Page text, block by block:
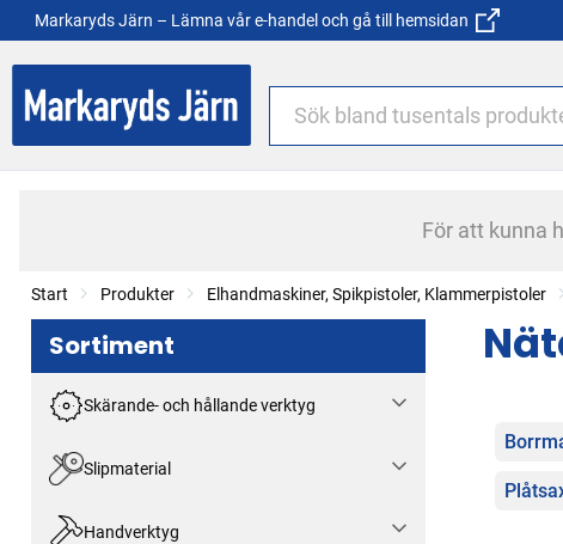
Markaryds Järn – Lämna vår e-handel och gå till hemsidan
För att kunna
Start Produkter Elhandmaskiner, Spikpistoler, Klammerpistoler
Sortiment
Skärande- och hållande verktyg
Slipmaterial
Handverktyg